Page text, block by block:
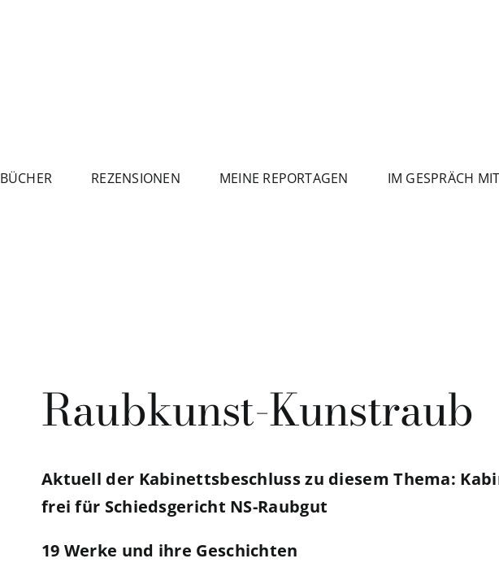
BÜCHER REZENSIONEN MEINE REPORTAGEN IM GESPRÄCH MIT
Raubkunst-Kunstraub
Aktuell der Kabinettsbeschluss zu diesem Thema:
frei für Schiedsgericht NS-Raubgut
19 Werke und ihre Geschichten